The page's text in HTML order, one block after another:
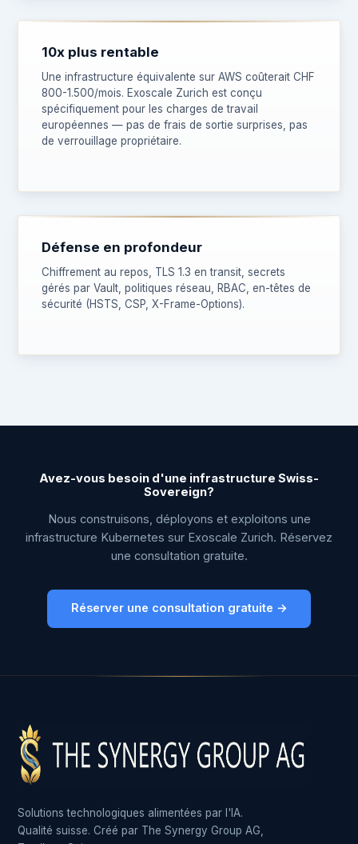
10x plus rentable
Une infrastructure équivalente sur AWS coûterait CHF
800-1.500/mois. Exoscale Zurich est conçu
spécifiquement pour les charges de travail
européennes — pas de frais de sortie surprises, pas
de verrouillage propriétaire.
Défense en profondeur
Chiffrement au repos, TLS 1.3 en transit, secrets
gérés par Vault, politiques réseau, RBAC, en-têtes de
sécurité (HSTS, CSP, X-Frame-Options).
Avez-vous besoin d'une infrastructure Swiss-
Sovereign?
Nous construisons, déployons et exploitons une
infrastructure Kubernetes sur Exoscale Zurich. Réservez
une consultation gratuite.
Réserver une consultation gratuite →
Solutions technologiques alimentées par l'IA.
Qualité suisse. Créé par The Synergy Group AG,